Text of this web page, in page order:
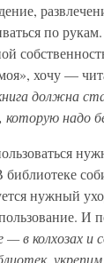
по
хочу —
должна
надо
библиотеке
нужный
И
— в колхозах